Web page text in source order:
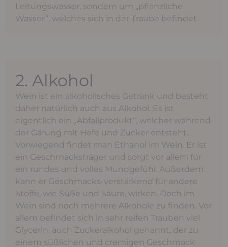
Leitungswasser, sondern um „pflanzliche
Wasser“, welches sich in der Traube befindet.
2. Alkohol
Wein ist ein alkoholisches Getränk und besteht
daher natürlich auch aus Alkohol. Es ist
eigentlich ein „Abfallprodukt“, welcher während
der Gärung mit Hefe und Zucker entsteht.
Vorwiegend findet man Ethanol im Wein. Er ist
ein Geschmacksträger und sorgt vor allem für
ein rundes und volles Mundgefühl. Außerdem
kann er Geschmacks-verstärkend für andere
Stoffe, wie Süße und Säure, wirken. Doch im
Wein sind noch mehrere Alkohole zu finden. Vor
allem befindet sich in sehr reifen Trauben viel
Glycerin, auch Zuckeralkohol genannt, der zu
einem süßlichen und cremigen Geschmack